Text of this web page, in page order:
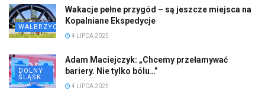
WAŁBRZYCH
Wakacje pełne przygód – są jeszcze miejsca na
Kopalniane Ekspedycje
4 LIPCA 2025
DOLNY
ŚLĄSK
Adam Maciejczyk: „Chcemy przełamywać
bariery. Nie tylko bólu…”
4 LIPCA 2025